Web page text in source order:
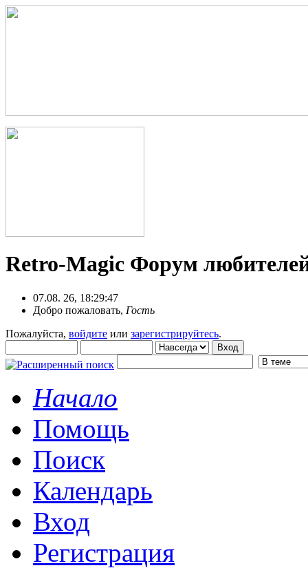
Retro-Magic Форум
07.08. 26, 18:29:47
Добро пожаловать, Гость
Пожалуйста, войдите или зарегистрируйтесь.
Начало
Помощь
Поиск
Календарь
Вход
Регистрация